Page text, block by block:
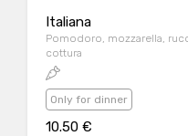
Italiana
Pomodoro, mozzarella,
cottura
Only for dinner
10.50 €